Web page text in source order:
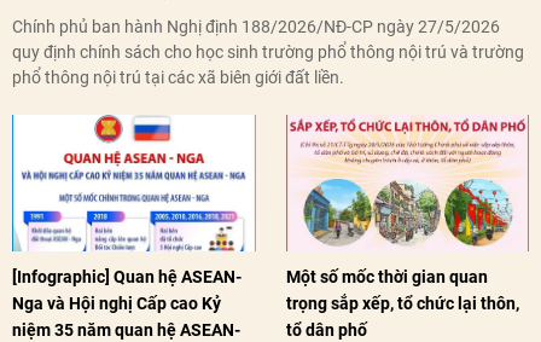
Chính phủ ban hành Nghị định 188/2026/NĐ-CP ngày 27/5/2026
quy định chính sách cho học sinh trường phổ thông nội trú và trường
phổ thông nội trú tại các xã biên giới đất liền.
[Infographic] Quan hệ ASEAN-
Nga và Hội nghị Cấp cao Kỷ
niệm 35 năm quan hệ ASEAN-
Một số mốc thời gian quan
trọng sắp xếp, tổ chức lại thôn,
tổ dân phố